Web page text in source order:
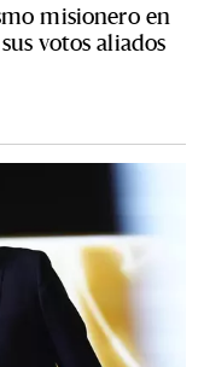
misionero en
votos aliados